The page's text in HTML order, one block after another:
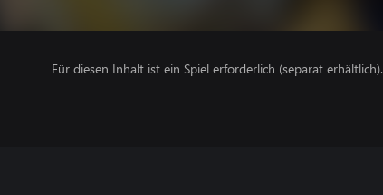
Für diesen Inhalt ist ein Spiel erforderlich (separat erhältlich).